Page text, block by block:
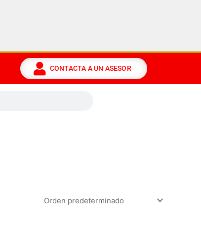
CONTACTA A UN ASESOR